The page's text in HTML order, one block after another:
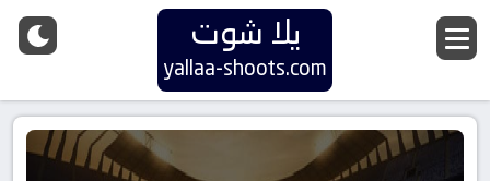
يلا شوت
yallaa-shoots.com